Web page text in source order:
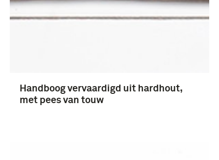
Handboog vervaardigd uit hardhout,
met pees van touw